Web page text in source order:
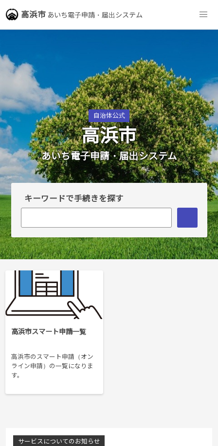
高浜市 あいち電子申請・届出システム
自治体公式
高浜市
あいち電子申請・届出システム
キーワードで手続きを探す
高浜市スマート申請一覧
高浜市のスマート申請（オン
ライン申請）の一覧になりま
す。
サービスについてのお知らせ